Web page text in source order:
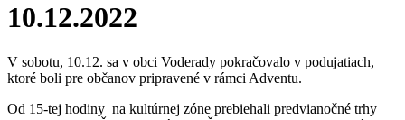
10.12.2022
V sobotu, 10.12. sa v obci Voderady pokračovalo v podujatiach,
ktoré boli pre občanov pripravené v rámci Adventu.
Od 15-tej hodiny na kultúrnej zóne prebiehali predvianočné trhy